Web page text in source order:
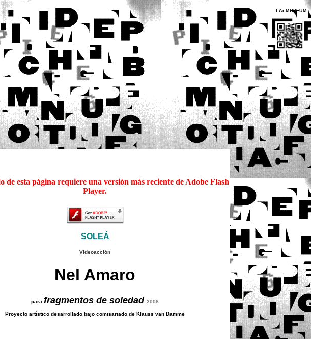
LAi MUSEUM
de esta página requiere una versión más reciente de Adobe Flash
Player.
SOLEÁ
Videoacción
Nel Amaro
para fragmentos de soledad 2008
Proyecto artístico desarrollado bajo comisariado de Klauss van Damme